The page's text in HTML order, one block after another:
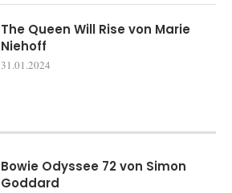
The Queen Will Rise von Marie
Niehoff
31.01.2024
Bowie Odyssee 72 von Simon
Goddard